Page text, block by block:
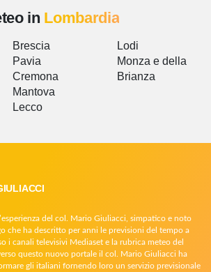
in Lombardia
Brescia
Pavia
Cremona
Mantova
Lecco
Lodi
Monza e della
Brianza
del col. Mario Giuliacci, simpatico e noto
che ha descritto per anni le previsioni del tempo a
i canali televisivi Mediaset e la rubrica meteo del
questo nuovo portale il col. Mario Giuliacci ha
gli italiani fornendo loro un servizio previsionale